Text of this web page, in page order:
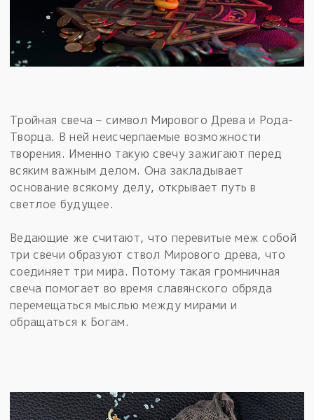
Тройная свеча – символ Мирового Древа и Рода-
Творца. В ней неисчерпаемые возможности
творения. Именно такую свечу зажигают перед
всяким важным делом. Она закладывает
основание всякому делу, открывает путь в
светлое будущее.
Ведающие же считают, что перевитые меж собой
три свечи образуют ствол Мирового древа, что
соединяет три мира. Потому такая громничная
свеча помогает во время славянского обряда
перемещаться мыслью между мирами и
обращаться к Богам.